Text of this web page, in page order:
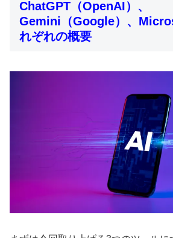
ChatGPT（OpenAI）、
Gemini（Google）、
れぞれの概要